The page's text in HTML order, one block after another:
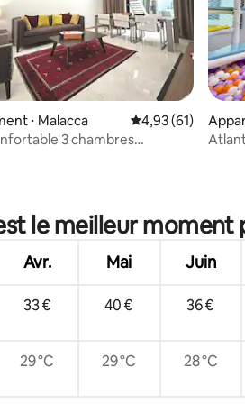
sur la base de 6 commentaires : 5 sur
⋅ Malacca Évaluation
4,93 (61)
3 chambres
le meilleur moment
Avr. Mai Juin
33 € 40 € 36 €
29 °C 29 °C 28 °C